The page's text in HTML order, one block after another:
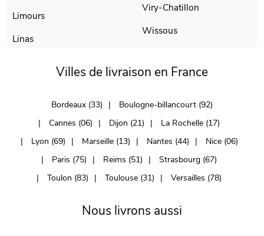
Limours
Linas
Viry-Chatillon
Wissous
Villes de livraison en France
Bordeaux (33)
Boulogne-billancourt (92)
Cannes (06)
Dijon (21)
La Rochelle (17)
Lyon (69)
Marseille (13) Nantes (44)
Nice (06)
Paris (75)
Reims (51)
Strasbourg (67)
Toulon (83)
Toulouse (31) Versailles (78)
Nous livrons aussi